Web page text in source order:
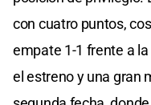
con cuatro puntos,
empate 1-1 frente a
el estreno y una gran